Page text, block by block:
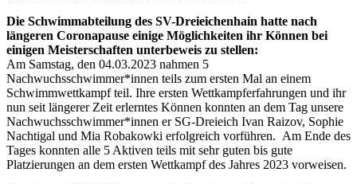
Die Schwimmabteilung des SV-Dreieichenhain hatte nach
längeren Coronapause einige Möglichkeiten ihr Können bei
einigen Meisterschaften unterbeweis zu stellen:
Am Samstag, den 04.03.2023 nahmen 5
Nachwuchsschwimmer*innen teils zum ersten Mal an einem
Schwimmwettkampf teil. Ihre ersten Wettkampferfahrungen und ihr
nun seit längerer Zeit erlerntes Können konnten an dem Tag unsere
Nachwuchsschwimmer*innen er SG-Dreieich Ivan Raizov, Sophie
Nachtigal und Mia Robakowki erfolgreich vorführen. Am Ende des
Tages konnten alle 5 Aktiven teils mit sehr guten bis gute
Platzierungen an dem ersten Wettkampf des Jahres 2023 vorweisen.